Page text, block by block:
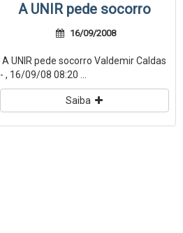
A UNIR pede socorro
16/09/2008
A UNIR pede socorro Valdemir Caldas
- , 16/09/08 08:20 ...
Saiba